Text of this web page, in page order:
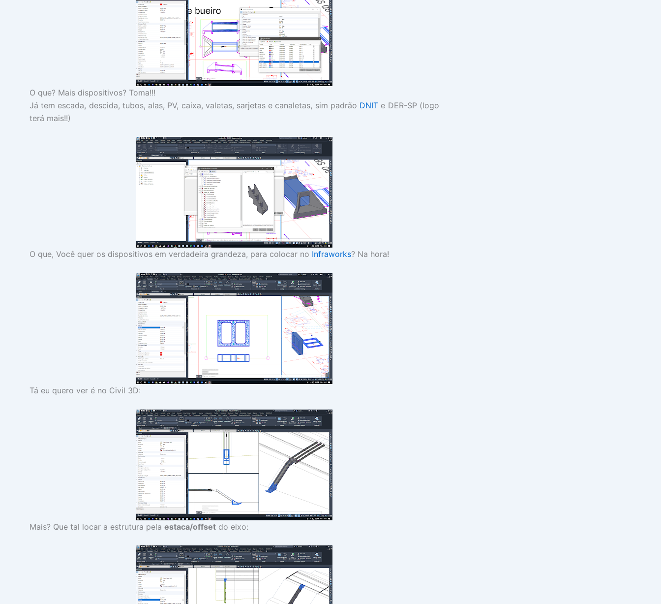
O que? Mais dispositivos? Toma!!!
Já tem escada, descida, tubos, alas, PV, caixa, valetas, sarjetas e canaletas, sim padrão DNIT e DER-SP (logo
terá mais!!)
O que, Você quer os dispositivos em verdadeira grandeza, para colocar no Infraworks? Na hora!
Tá eu quero ver é no Civil 3D:
Mais? Que tal locar a estrutura pela estaca/offset do eixo: